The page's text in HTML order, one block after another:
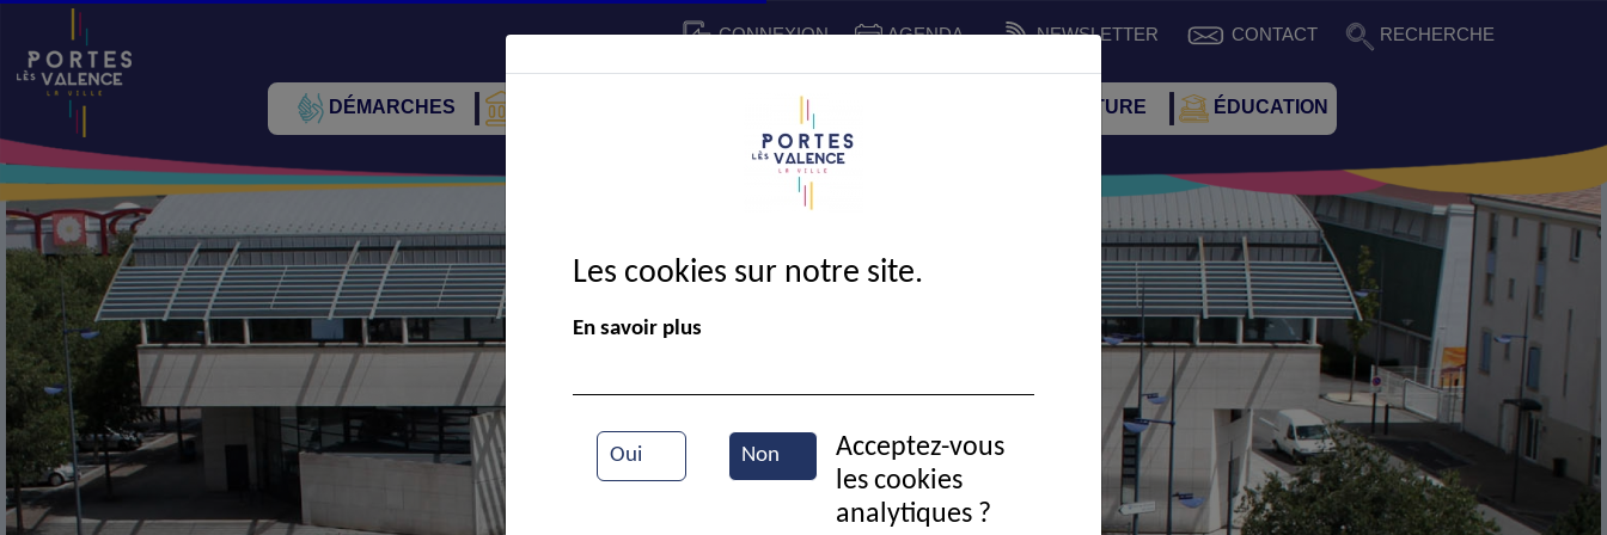
CONNEXION AGENDA NEWSLETTER CONTACT RECHERCHE
DÉMARCHES CADRE DE VIE SPORT ET CULTURE ÉDUCATION
Mairie
Les cookies sur notre site.
En savoir plus
Oui Non
Acceptez-vous
les cookies
analytiques ?